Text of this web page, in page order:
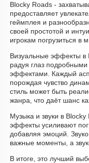
Blocky Roads -
предоставляет
геймплея и
своей простотой и
игрокам погрузиться в
Визуальные эффекты в
радуя глаз
эффектами. Каждый
порождая чувство
стиль может быть
жанра, что даёт шанс
Музыка и звуки в
эффекты усиливают
добавляя эмоций.
важные моменты, а
В итоге, это лучший